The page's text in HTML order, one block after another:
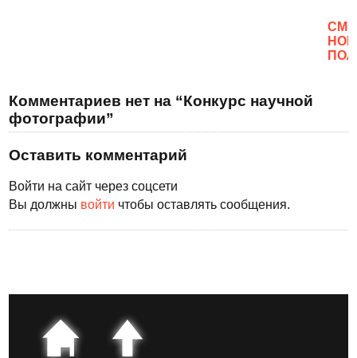
Комментариев нет на “Конкурс научной
фотографии”
Оставить комментарий
Войти на сайт через соцсети
Вы должны войти чтобы оставлять сообщения.